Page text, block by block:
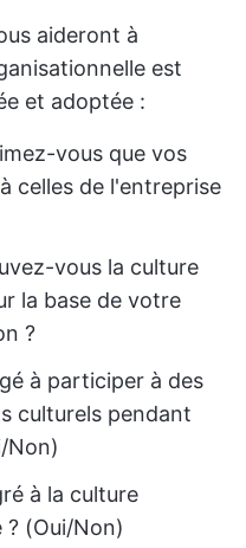
aideront à
est
et adoptée :
vous que vos
celles de l'entreprise
vous la culture
la base de votre
?
à participer à des
culturels pendant
Non)
à la culture
? (Oui/Non)